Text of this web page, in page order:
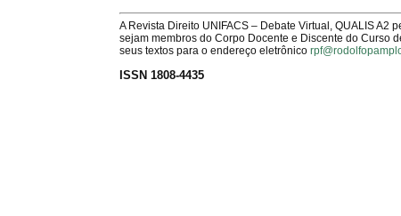
A Revista Direito UNIFACS – Debate Virtual, QUALIS
sejam membros do Corpo Docente e Discente do Curso
seus textos para o endereço eletrônico
ISSN 1808-4435